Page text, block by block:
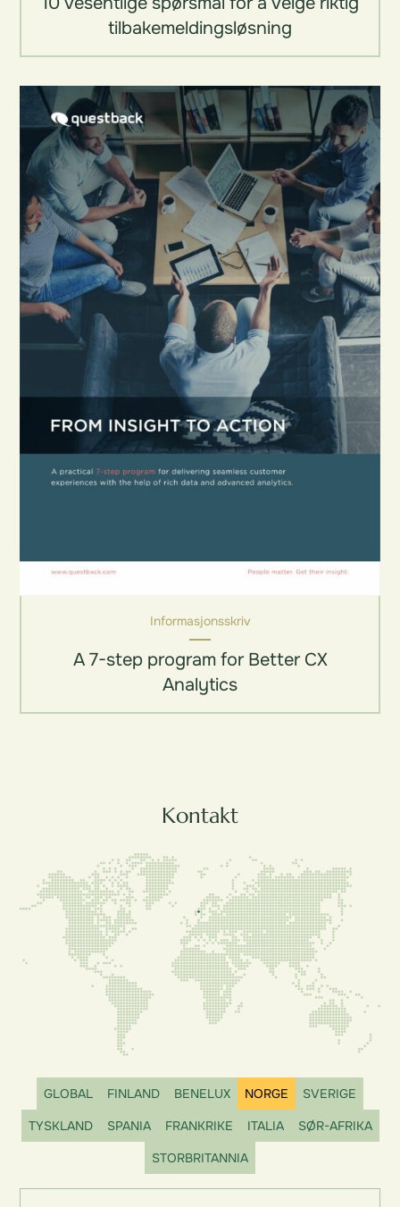
tilbakemeldingsløsning
Informasjonsskriv
A 7-step program for Better CX
Analytics
Kontakt
GLOBAL FINLAND BENELUX NORGE
SVERIGE
TYSKLAND
SPANIA FRANKRIKE ITALIA
SØR-AFRIKA
STORBRITANNIA